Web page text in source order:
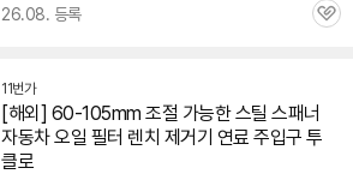
26.08. 등록
관
11번가
[해외] 60-105mm 조절 가능한 스틸 스패너
자동차 오일 필터 렌치 제거기 연료 주입구 투
클로